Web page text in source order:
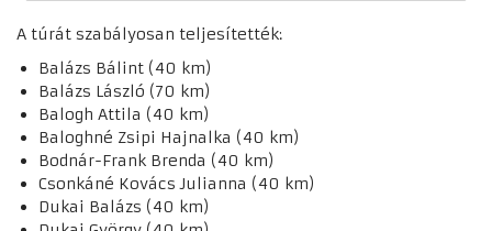
A túrát szabályosan teljesítették:
Balázs Bálint (40 km)
Balázs László (70 km)
Balogh Attila (40 km)
Baloghné Zsipi Hajnalka (40 km)
Bodnár-Frank Brenda (40 km)
Csonkáné Kovács Julianna (40 km)
Dukai Balázs (40 km)